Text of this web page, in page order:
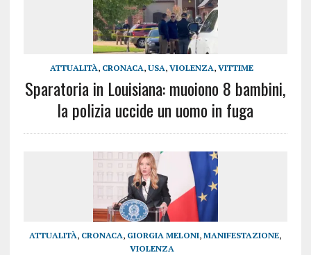
ATTUALITÀ, CRONACA,USA,VIOLENZA,VITTIME
Sparatoria in Louisiana: muoiono 8 bambini,
la polizia uccide un uomo in fuga
ATTUALITÀ, CRONACA, GIORGIA MELONI,MANIFESTAZIONE,
VIOLENZA